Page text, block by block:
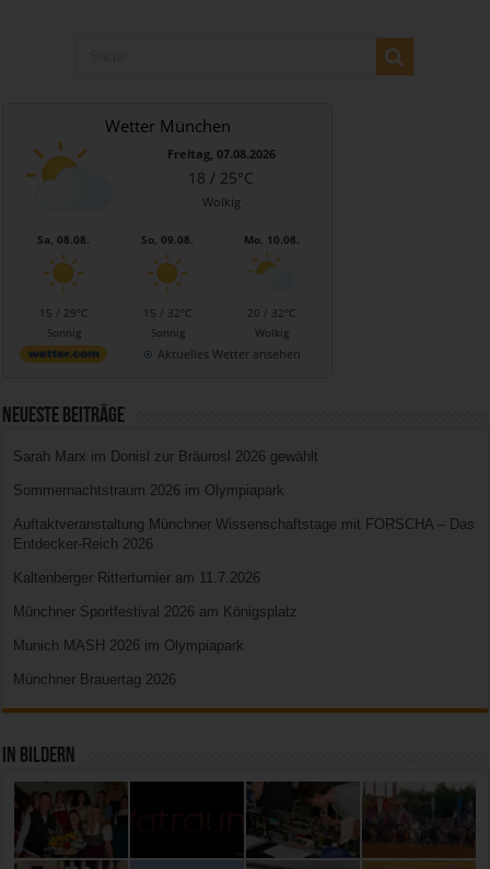
Wetter München
Freitag, 07.08.2026
18 / 25°C
Wolkig
Sa, 08.08.
15 / 29°C
Sonnig
So, 09.08.
15 / 32°C
Sonnig
Mo, 10.08.
20 / 32°C
Wolkig
Aktuelles Wetter ansehen
Neueste Beiträge
Sarah Marx im Donisl zur Bräurosl 2026 gewählt
Sommernachtstraum 2026 im Olympiapark
Auftaktveranstaltung Münchner Wissenschaftstage mit FORSCHA – Das
Entdecker-Reich 2026
Kaltenberger Ritterturnier am 11.7.2026
Münchner Sportfestival 2026 am Königsplatz
Munich MASH 2026 im Olympiapark
Münchner Brauertag 2026
In Bildern